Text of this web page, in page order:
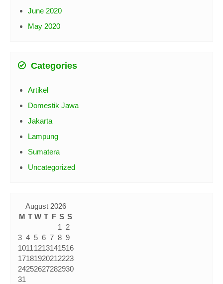
June 2020
May 2020
Categories
Artikel
Domestik Jawa
Jakarta
Lampung
Sumatera
Uncategorized
August 2026
M T W T F S S
1
2
3 4 5 6 7 8 9
1011 1213141516
17181920212223
24252627282930
31